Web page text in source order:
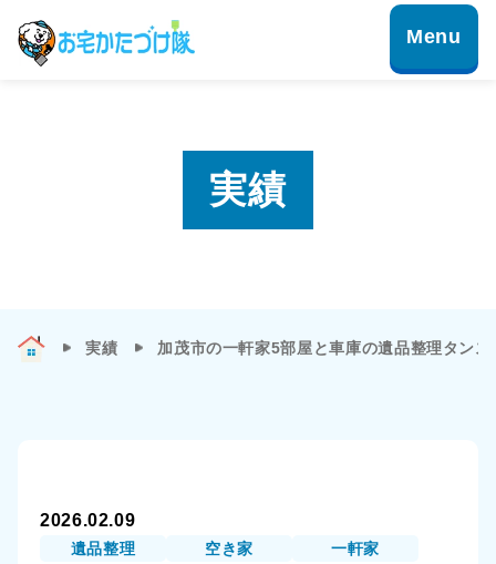
実績
実績 加茂市の一軒家5部屋と車庫の遺品整理タンス
2026.02.09
遺品整理 空き家 一軒家